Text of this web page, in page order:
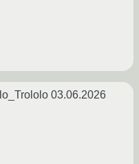
03.06.2026